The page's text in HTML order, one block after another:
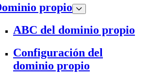
propio
ABC del dominio propio
Configuración del
dominio propio